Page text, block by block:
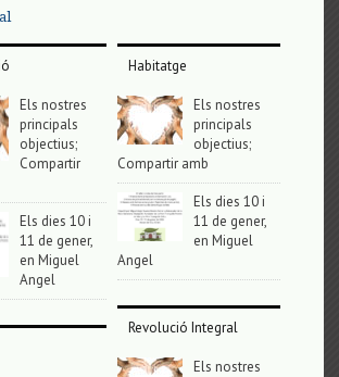
Els nostres
principals
objectius;
Compartir
Els dies 10 i
11 de gener,
en Miguel
Angel
Habitatge
Els nostres
principals
objectius;
Compartir amb
Els dies 10 i
11 de gener,
en Miguel
Angel
Revolució Integral
Els nostres